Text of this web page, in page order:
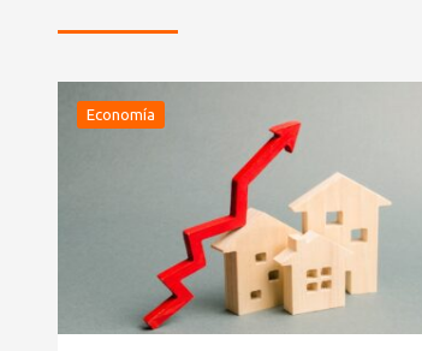
Economía